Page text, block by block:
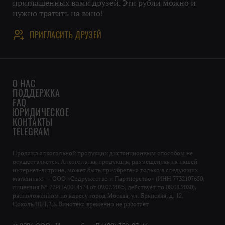
приглашенных вами друзей. Эти рубли можно и
нужно тратить на вино!
ПРИГЛАСИТЬ ДРУЗЕЙ
О НАС
ПОДДЕРЖКА
FAQ
ЮРИДИЧЕСКОЕ
КОНТАКТЫ
TELEGRAM
Продажа алкогольной продукции дистанционным способом не
осуществляется. Алкогольная продукция, размещенная на нашей
интернет-витрине, может быть приобретена только в следующих
магазинах: — ООО «Содружество и Партнёрство» (ИНН 7732107650,
лицензия № 77РПА0014574 от 09.07.2025, действует по 08.08.2030),
расположенном по адресу город Москва, ул. Брянская, д. 12,
Цоколь/III/1,2,3. Винотека временно не работает